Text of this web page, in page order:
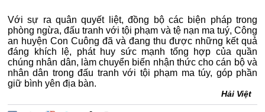
Với sự ra quân quyết liệt, đồng bộ các biện pháp trong
phòng ngừa, đấu tranh với tội phạm và tệ nạn ma tuý, Công
an huyện Con Cuông đã và đang thu được những kết quả
đáng khích lệ, phát huy sức mạnh tổng hợp của quần
chúng nhân dân, làm chuyển biến nhận thức cho cán bộ và
nhân dân trong đấu tranh với tội phạm ma túy, góp phần
giữ bình yên địa bàn.
Hải Việt